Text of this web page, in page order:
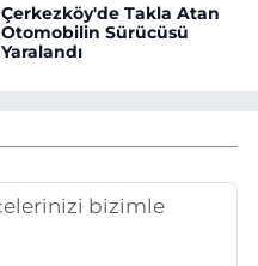
Çerkezköy'de Takla Atan
Otomobilin Sürücüsü
Yaralandı